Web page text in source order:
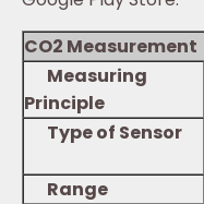
CO2 Measurement
Measuring
Principle
Type of Sensor
Range